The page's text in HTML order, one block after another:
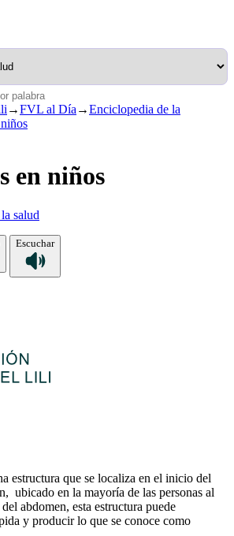
→FVL al Día →Enciclopedia de la
en niños
salud
Escuchar
estructura que se localiza en el inicio del
ubicado en la mayoría de las personas al
abdomen, esta estructura puede
y producir lo que se conoce como